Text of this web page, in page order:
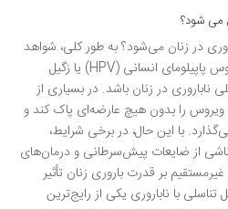
می شود؟
در زنان می‌شود؟ به طور کلی، شواهد
علمی قاطع نشان نمی‌دهد که ویروس پاپیلومای انسانی (HPV) یا زگیل
در زنان باشد. در بسیاری از
ویروس را بدون هیچ عارضه‌ای پاک کند و
با این حال، در برخی شرایط،
از ضایعات پیش‌سرطانی و درمان‌های
بر قدرت باروری زنان تأثیر
تناسلی با ناباروری یکی از رایج‌ترین